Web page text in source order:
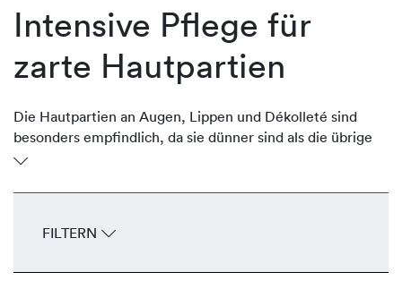
Intensive Pflege für
zarte Hautpartien
Die Hautpartien an Augen, Lippen und Dékolleté sind
besonders empfindlich, da sie dünner sind als die übrige
Gesichtshaut. Oftmals sind sie aber stark der Sonne
entwickeln frühzeitig Fältchen und Falten. Die
durchfeuchten, glätten und straffen die zarten
FILTERN